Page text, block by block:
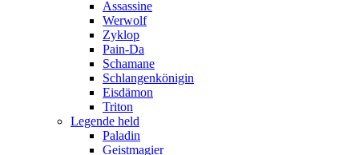
Assassine
Werwolf
Zyklop
Pain-Da
Schamane
Schlangenkönigin
Eisdämon
Triton
Legende held
Paladin
Geistmagier